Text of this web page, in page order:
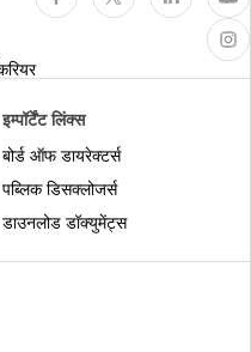
डाउनलोड
इम्पॉर्टेंट लिंक्स
बोर्ड ऑफ डायरेक्टर्स
पब्लिक डिसक्लोजर्स
डाउनलोड डॉक्युमेंट्स